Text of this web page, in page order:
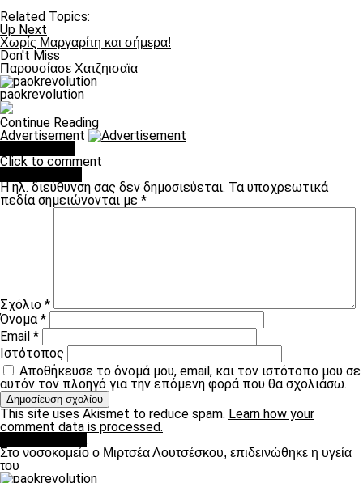
Related Topics:
Up Next
Χωρίς Μαργαρίτη και σήμερα!
Don't Miss
Παρουσίασε Χατζηισαϊα
paokrevolution
Continue Reading
Advertisement
Click to comment
Η ηλ. διεύθυνση σας δεν δημοσιεύεται. Τα υποχρεωτικά
πεδία σημειώνονται με *
Σχόλιο *
Όνομα*
Email *
Ιστότοπος
Αποθήκευσε το όνομά μου, email, και τον ιστότοπο μου σε
αυτόν τον πλοηγό για την επόμενη φορά που θα σχολιάσω.
This site uses Akismet to reduce spam. Learn how your
comment data is processed.
Στο νοσοκομείο ο Μιρτσέα Λουτσέσκου, επιδεινώθηκε η υγεία
του